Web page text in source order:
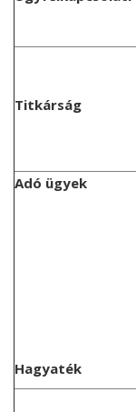
Titkárság
Adó ügyek
Hagyaték